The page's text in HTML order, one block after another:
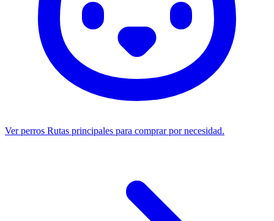
Ver perros Rutas principales para comprar por necesidad.